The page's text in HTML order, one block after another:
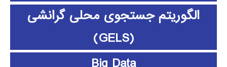
الگوریتم جستجوی محلی گرانشی
(GELS)